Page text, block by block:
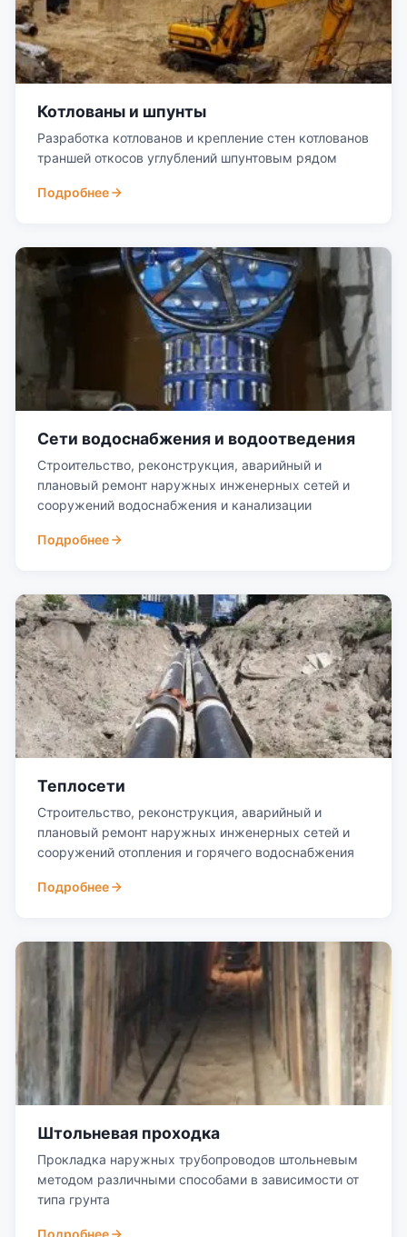
Котлованы и шпунты
Разработка котлованов и крепление стен котлованов
траншей откосов углублений шпунтовым рядом
Подробнее
Сети водоснабжения и водоотведения
Строительство, реконструкция, аварийный и
плановый ремонт наружных инженерных сетей и
сооружений водоснабжения и канализации
Подробнее
Теплосети
Строительство, реконструкция, аварийный и
плановый ремонт наружных инженерных сетей и
сооружений отопления и горячего водоснабжения
Подробнее
Штольневая проходка
Прокладка наружных трубопроводов штольневым
методом различными способами в зависимости от
типа грунта
Подробнее